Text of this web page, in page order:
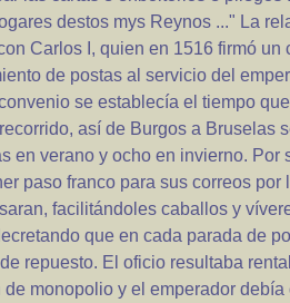
destos mys Reynos ..." La
Carlos I, quien en 1516 firmó un
de postas al servicio del
se establecía el tiempo
así de Burgos a Bruselas
en verano y ocho en invierno. Por
paso franco para sus correos por
facilitándoles caballos y
que en cada parada de
repuesto. El oficio resultaba
monopolio y el emperador debía